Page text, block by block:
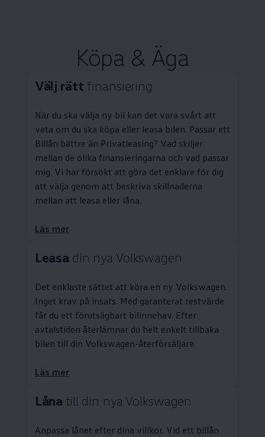
Köpa & Äga
Välj rätt finansiering
När du ska välja ny bil kan det vara svårt att
veta om du ska köpa eller leasa bilen. Passar ett
Billån bättre än Privatleasing? Vad skiljer
mellan de olika finansieringarna och vad passar
mig. Vi har försökt att göra det enklare för dig
att välja genom att beskriva skillnaderna
mellan att leasa eller låna.
Läs mer
Leasa din nya Volkswagen
Det enklaste sättet att köra en ny Volkswagen.
Inget krav på insats. Med garanterat restvärde
får du ett förutsägbart bilinnehav. Efter
avtalstiden återlämnar du helt enkelt tillbaka
bilen till din Volkswagen-återförsäljare.
Läs mer
Låna till din nya Volkswagen
Anpassa lånet efter dina villkor. Vid ett billån